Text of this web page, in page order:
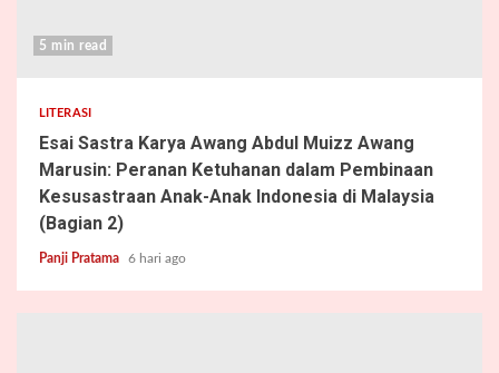
5 min read
LITERASI
Esai Sastra Karya Awang Abdul Muizz Awang
Marusin: Peranan Ketuhanan dalam Pembinaan
Kesusastraan Anak-Anak Indonesia di Malaysia
(Bagian 2)
Panji Pratama 6 hari ago